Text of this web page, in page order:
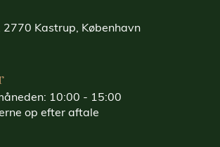
2770 Kastrup, København
10:00 - 15:00
op efter aftale